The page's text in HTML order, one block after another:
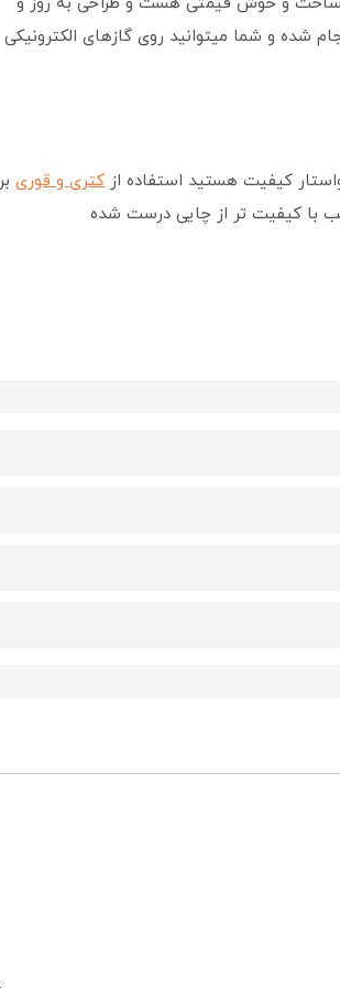
شده و شما میتوانید روی گازهای الکترونیکی
کیفیت هستید استفاده از کتری و قوری بر
با کیفیت تر از چایی درست شده